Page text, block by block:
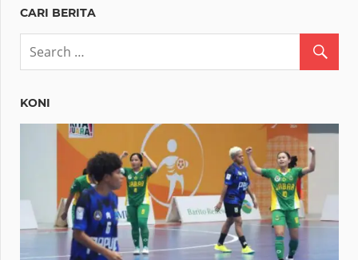
CARI BERITA
KONI